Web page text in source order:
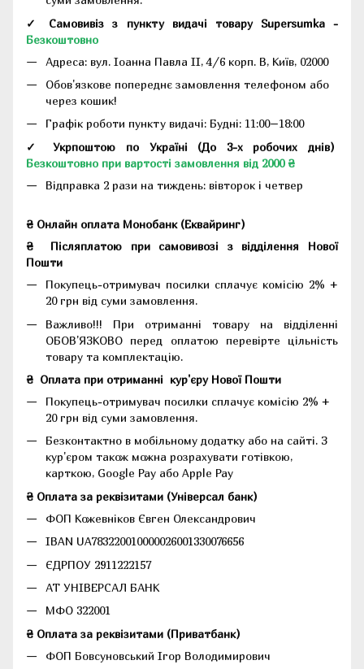
✓ Самовивіз з пункту видачі товару Supersumka -
Безкоштовно
Адреса: вул. Іоанна Павла II, 4/6 корп. В, Київ, 02000
Обов'язкове попереднє замовлення телефоном або
через кошик!
Графік роботи пункту видачі: Будні: 11:00–18:00
✓ Укрпоштою по Україні (До 3-х робочих днів)
Безкоштовно при вартості замовлення від 2000 ₴
Відправка 2 рази на тиждень: вівторок і четвер
₴ Онлайн оплата Монобанк (Еквайринг)
₴
Післяплатою при самовивозі з відділення Нової
Пошти
Покупець-отримувач посилки сплачує комісію 2% +
20 грн від суми замовлення.
Важливо!!! При отриманні товару на відділенні
ОБОВ'ЯЗКОВО перед оплатою перевірте цільність
товару та комплектацію.
₴ Оплата при отриманні кур'єру Нової Пошти
Покупець-отримувач посилки сплачує комісію 2% +
20 грн від суми замовлення.
Безконтактно в мобільному додатку або на сайті. З
кур'єром також можна розрахувати готівкою,
карткою, Google Pay або Apple Pay
₴ Оплата за реквізитами (Універсал банк)
ФОП Кожевніков Євген Олександрович
IBAN UA783220010000026001330076656
ЄДРПОУ 2911222157
АТ УНІВЕРСАЛ БАНК
МФО 322001
₴ Оплата за реквізитами (Приватбанк)
ФОП Бовсуновський Ігор Володимирович